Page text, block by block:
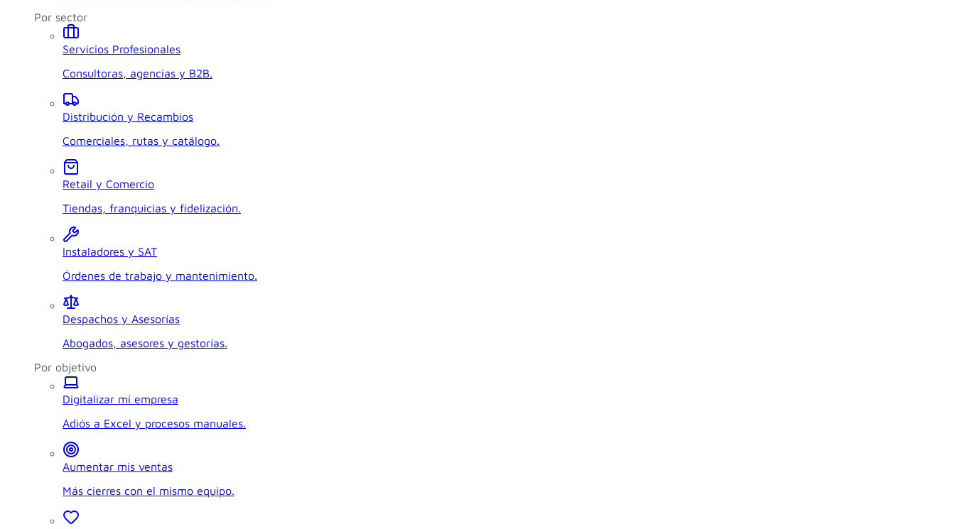
Por sector
Servicios Profesionales
Consultoras, agencias y B2B.
Distribución y Recambios
Comerciales, rutas y catálogo.
Retail y Comercio
Tiendas, franquicias y fidelización.
Instaladores y SAT
Órdenes de trabajo y mantenimiento.
Despachos y Asesorías
Abogados, asesores y gestorías.
Por objetivo
Digitalizar mi empresa
Adiós a Excel y procesos manuales.
Aumentar mis ventas
Más cierres con el mismo equipo.